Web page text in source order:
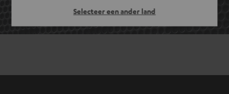
Selecteer een ander land